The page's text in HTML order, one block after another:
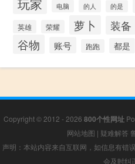
电脑 的人 的是
英雄 荣耀 萝卜 装备
谷物 账号 跑跑 都是
Copyright © 2012 - 2026 800个性网址
网站地图 | 疑难解答
声明：本站内容来自互联网，如信息有错
会及时纠